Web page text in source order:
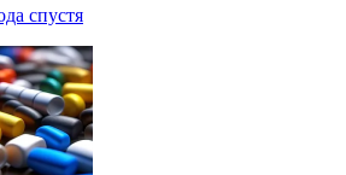
спустя